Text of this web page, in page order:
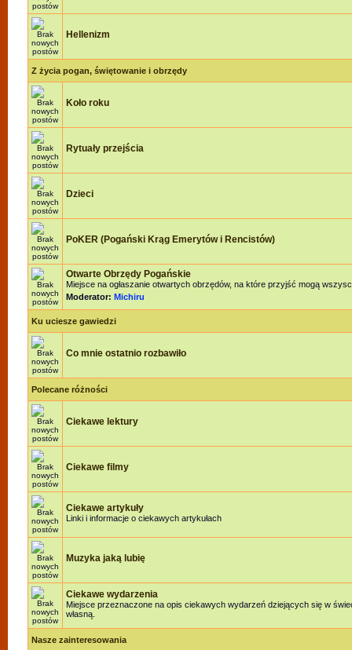
Hellenizm
Z życia pogan, świętowanie i obrzędy
Koło roku
Rytuały przejścia
Dzieci
PoKER (Pogański Krąg Emerytów i Rencistów)
Otwarte Obrzędy Pogańskie
Miejsce na ogłaszanie otwartych obrzędów, na które przyjść mogą
Moderator: Michiru
Ku uciesze gawiedzi
Co mnie ostatnio rozbawiło
Polecane różności
Ciekawe lektury
Ciekawe filmy
Ciekawe artykuły
Linki i informacje o ciekawych artykułach
Muzyka jaką lubię
Ciekawe wydarzenia
Miejsce przeznaczone na opis ciekawych wydarzeń dziejących się w
własną.
Nasze zainteresowania